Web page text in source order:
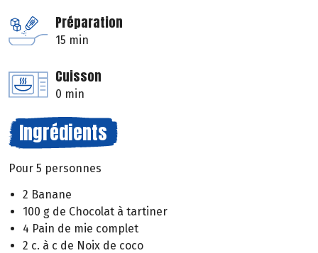
Préparation
15 min
Cuisson
0 min
Ingrédients
Pour 5 personnes
2 Banane
100 g de Chocolat à tartiner
4 Pain de mie complet
2 c. à c de Noix de coco